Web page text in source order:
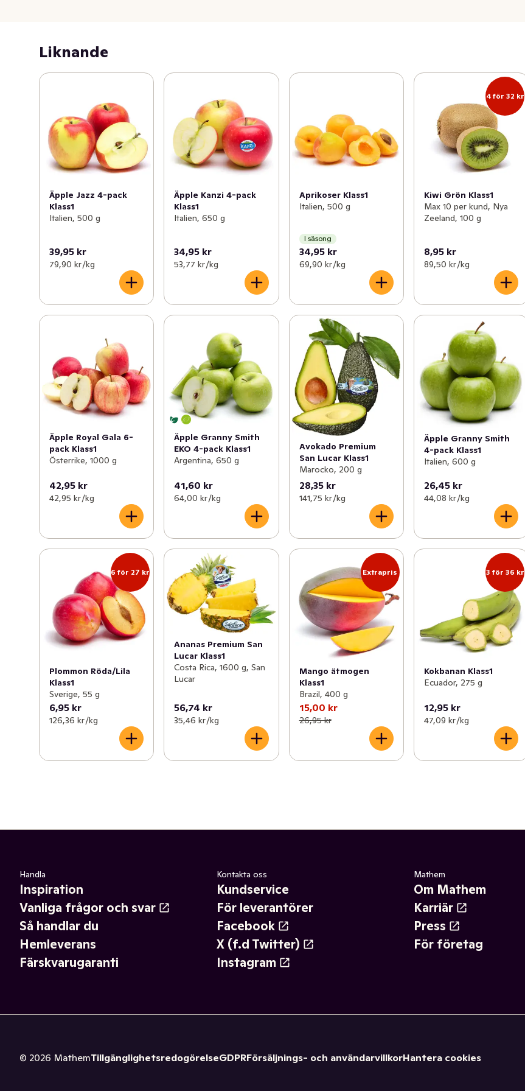
Liknande
Äpple Jazz 4-pack
Klass1
Italien, 500 g
39,95 kr
79,90 kr /kg
Äpple Kanzi 4-pack
Klass1
Italien, 650 g
34,95 kr
53,77 kr /kg
Aprikoser Klass1
Italien, 500 g
I säsong
34,95 kr
69,90 kr /kg
4 för 32 kr
Kiwi Grön Klass1
Max 10 per kund, Nya
Zeeland, 100 g
8,95 kr
89,50 kr /kg
Äpple Royal Gala 6-
pack Klass1
Österrike, 1000 g
42,95 kr
42,95 kr /kg
Äpple Granny Smith
EKO 4-pack Klass1
Argentina, 650 g
41,60 kr
64,00 kr /kg
Avokado Premium
San Lucar Klass1
Marocko, 200 g
28,35 kr
141,75 kr /kg
Äpple Granny Smith
4-pack Klass1
Italien, 600 g
26,45 kr
44,08 kr /kg
6 för 27 kr
Plommon Röda/Lila
Klass1
Sverige, 55 g
6,95 kr
126,36 kr /kg
Ananas Premium San
Lucar Klass1
Costa Rica, 1600 g, San
Lucar
56,74 kr
35,46 kr /kg
Extrapris
Mango ätmogen
Klass1
Brazil, 400 g
15,00 kr
26,95 kr
3 för 36 kr
Kokbanan Klass1
Ecuador, 275 g
12,95 kr
47,09 kr /kg
Handla
Inspiration
Vanliga frågor och svar
Så handlar du
Hemleverans
Färskvarugaranti
Kontakta oss
Kundservice
För leverantörer
Facebook
X (f.d Twitter)
Instagram
Mathem
Om Mathem
Karriär
Press
För företag
© 2026 MathemTillgänglighetsredogörelseGDPRFörsäljnings- och användarvillkorHantera cookies